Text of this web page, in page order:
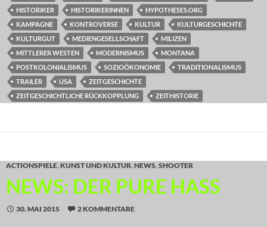
HISTORIKER
HISTORIKERINNEN
HYPOTHESES.ORG
KAMPAGNE
KONTROVERSE KULTUR
KULTURGESCHICHTE
KULTURGUT
MEDIENGESELLSCHAFT
MILIZEN
MITTLERER WESTEN
MODERNISMUS
MONTANA
POSTKOLONIALISMUS
SOZIOÖKONOMIE
TRADITIONALISMUS
TRAILER
USA
ZEITGESCHICHTE
ZEITGESCHICHTLICHE RÜCKKOPPLUNG
ZEITHISTORIE
ACTIONSPIELE, KUNST UND KULTUR, NEWS, SHOOTER
NEWS: DER PURE HASS
30. MAI 2015 2 KOMMENTARE